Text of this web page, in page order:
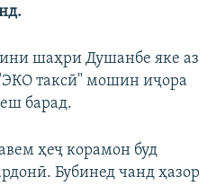
шаҳри Душанбе яке аз
таксӣ" мошин иҷора
барад.
ҳеҷ корамон буд
Бубинед чанд ҳазор